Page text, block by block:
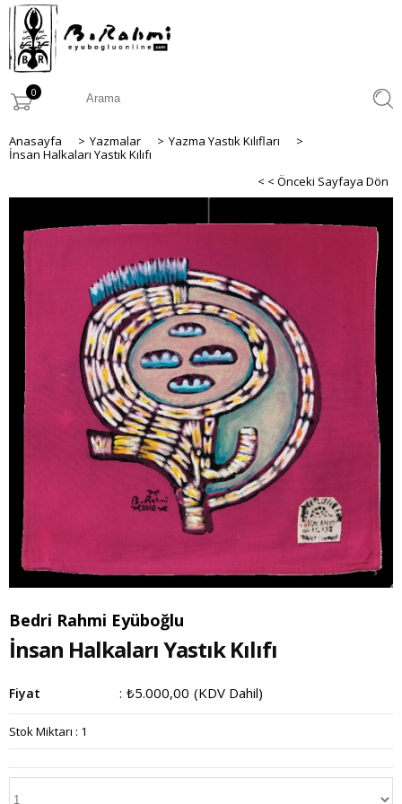
0
Anasayfa > Yazmalar > Yazma Yastık Kılıfları
>
İnsan Halkaları Yastık Kılıfı
< < Önceki Sayfaya Dön
Bedri Rahmi Eyüboğlu
İnsan Halkaları Yastık Kılıfı
Fiyat : ₺5.000,00 (KDV Dahil)
Stok Miktarı : 1